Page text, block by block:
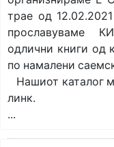
трае од
прославуваме
одлични книги oд
по намалени
Нашиот каталог
линк.
...